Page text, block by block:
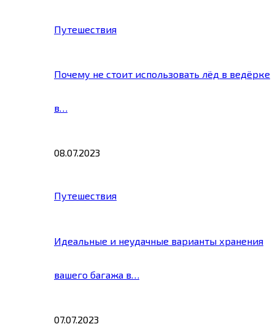
Путешествия
Почему не стоит использовать лёд в ведёрке
в…
08.07.2023
Путешествия
Идеальные и неудачные варианты хранения
вашего багажа в…
07.07.2023